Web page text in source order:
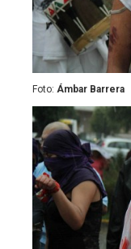
Foto: Ámbar Barrera